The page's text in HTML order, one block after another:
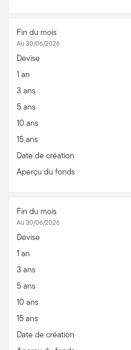
Fin du mois
Au 30/06/2026
Devise
1 an
3 ans
5 ans
10 ans
15 ans
Date de création
Aperçu du fonds
Fin du mois
Au 30/06/2026
Devise
1 an
3 ans
5 ans
10 ans
15 ans
Date de création